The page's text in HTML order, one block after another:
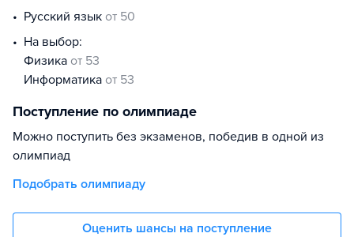
русский язык от 50
На выбор:
физика от 53
информатика от 53
Поступление по олимпиаде
Можно поступить без экзаменов, победив в одной из
олимпиад
Подобрать олимпиаду
Оценить шансы на поступление